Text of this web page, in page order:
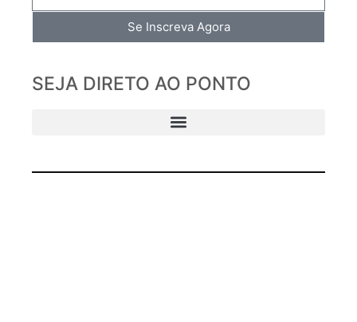
Se Inscreva Agora
SEJA DIRETO AO PONTO